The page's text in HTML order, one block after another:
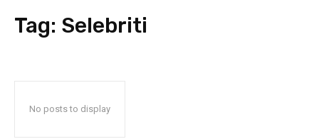
Tag: Selebriti
No posts to display